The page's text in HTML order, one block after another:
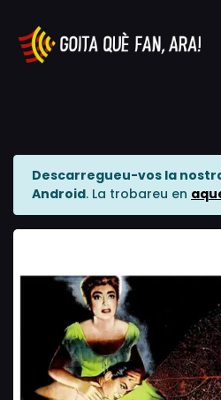
Descarregueu-vos la
Android. La trobareu en